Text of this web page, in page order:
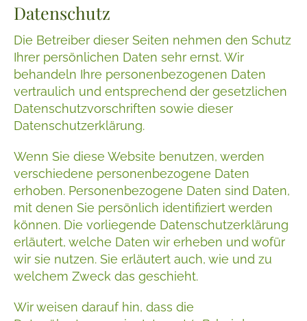
Datenschutz
Die Betreiber dieser Seiten nehmen den Schutz
Ihrer persönlichen Daten sehr ernst. Wir
behandeln Ihre personenbezogenen Daten
vertraulich und entsprechend der gesetzlichen
Datenschutzvorschriften sowie dieser
Datenschutzerklärung.
Wenn Sie diese Website benutzen, werden
verschiedene personenbezogene Daten
erhoben. Personenbezogene Daten sind Daten,
mit denen Sie persönlich identifiziert werden
können. Die vorliegende Datenschutzerklärung
erläutert, welche Daten wir erheben und wofür
wir sie nutzen. Sie erläutert auch, wie und zu
welchem Zweck das geschieht.
Wir weisen darauf hin, dass die